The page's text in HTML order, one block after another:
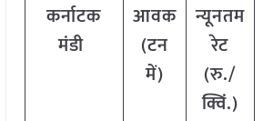
कर्नाटक
मंडी
आवक
(टन
में)
न्यूनतम
रेट
(रु./
क्विं.)